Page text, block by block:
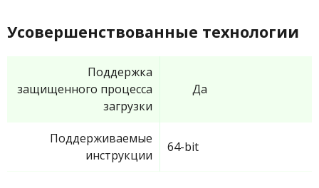
Усовершенствованные технологии
Поддержка
защищенного процесса
загрузки
Да
Поддерживаемые
инструкции
64-bit